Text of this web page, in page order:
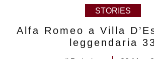
STORIES
Alfa Romeo a Villa
leggendaria